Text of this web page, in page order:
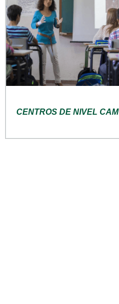
CENTROS DE NIVEL CAM